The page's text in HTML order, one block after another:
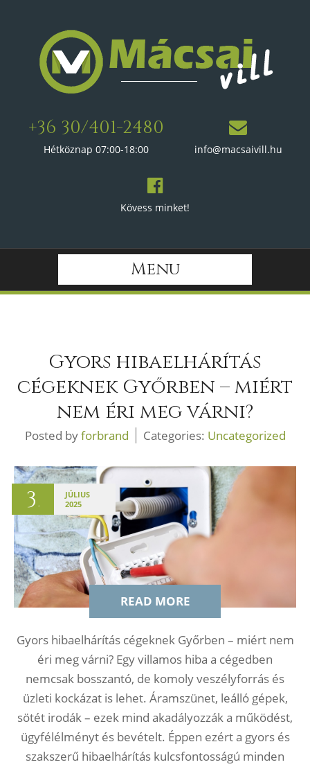
+36 30/401-2480
Hétköznap 07:00-18:00 info@macsaivill.hu
Kövess minket!
Menu
Gyors hibaelhárítás
cégeknek Győrben – miért
nem éri meg várni?
Posted byforbrand Categories: Uncategorized
3 .
JÚLIUS
2025
READ MORE
Gyors hibaelhárítás cégeknek Győrben – miért nem
éri meg várni? Egy villamos hiba a cégedben
nemcsak bosszantó, de komoly veszélyforrás és
üzleti kockázat is lehet. Áramszünet, leálló gépek,
sötét irodák – ezek mind akadályozzák a működést,
ügyfélélményt és bevételt. Éppen ezért a gyors és
szakszerű hibaelhárítás kulcsfontosságú minden